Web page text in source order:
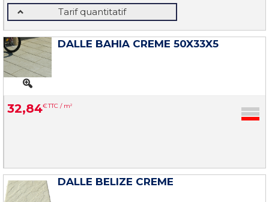
Tarif quantitatif
DALLE BAHIA CREME 50X33X5
32,84€TTC / m2
DALLE BELIZE CREME